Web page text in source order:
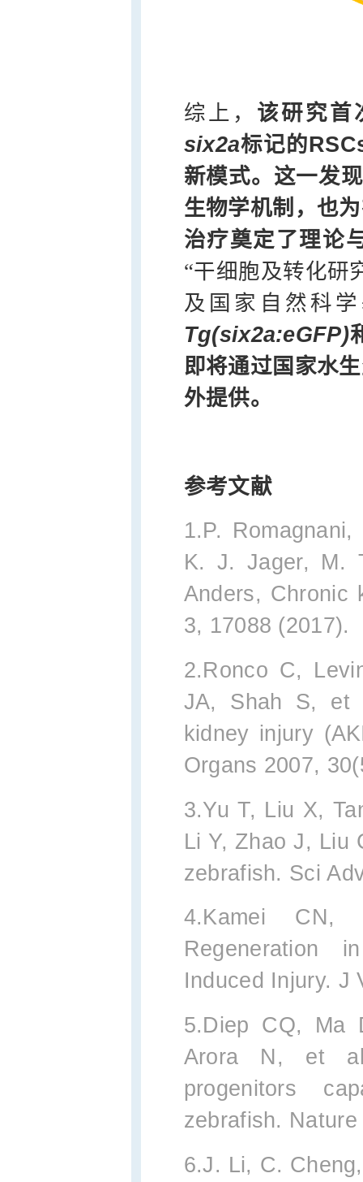
综上， 该研究首
six2a标记的
新模式。这一发
生物学机制，也
治疗奠定了理论
“干细胞及转化研
及国家自然科
Tg(six2a:eGFP)
即将通过国家水
外提供。
参考文献
1.P.
K. J. Jager, M.
Anders, Chronic
3, 17088 (2017).
2.Ronco C,
JA, Shah S, et
kidney injury
Organs 2007,
3.Yu T, Liu X,
Li Y, Zhao J, Liu
zebrafish. Sci
4.Kamei CN,
Regeneration
Induced Injury. J
5.Diep CQ, Ma
Arora N, et
progenitors
zebrafish.
6.J. Li, C.